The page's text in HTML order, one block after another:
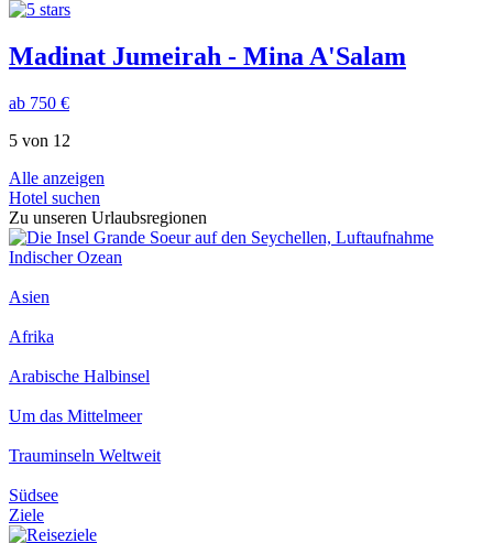
Madinat Jumeirah - Mina A'Salam
ab 750 €
5 von 12
Alle anzeigen
Hotel suchen
Zu unseren Urlaubsregionen
Indischer Ozean
Asien
Afrika
Arabische Halbinsel
Um das Mittelmeer
Trauminseln Weltweit
Südsee
Ziele